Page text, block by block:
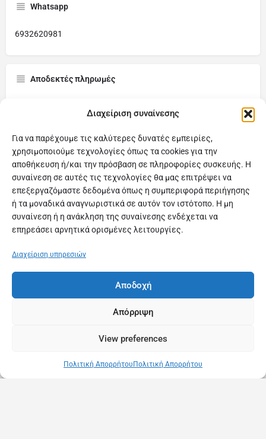
Διαχείριση συναίνεσης
Για να παρέχουμε τις καλύτερες δυνατές εμπειρίες,
χρησιμοποιούμε τεχνολογίες όπως τα cookies για την
αποθήκευση ή/και την πρόσβαση σε πληροφορίες συσκευής. Η
συναίνεση σε αυτές τις τεχνολογίες θα μας επιτρέψει να
επεξεργαζόμαστε δεδομένα όπως η συμπεριφορά περιήγησης
ή τα μοναδικά αναγνωριστικά σε αυτόν τον ιστότοπο. Η μη
συναίνεση ή η ανάκληση της συναίνεσης ενδέχεται να
επηρεάσει αρνητικά ορισμένες λειτουργίες.
Διαχείριση υπηρεσιών
Αποδοχή
Απόρριψη
View preferences
Πολιτική Απορρήτου Πολιτική Απορρήτου
Whatsapp
6932620981
Αποδεκτές πληρωμές